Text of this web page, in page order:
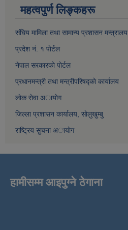
महत्वपुर्ण लिङ्कहरू
संघिय मामिला तथा सामान्य प्रशासन मन्त्रालय
प्रदेश नं. १ पाेर्टल
नेपाल सरकारकाे पाेर्टल
प्रधानमन्त्री तथा मन्त्रीपरिषद्काे कार्यालय
लाेक सेवा अायाेग
जिल्ला प्रशासन कार्यालय, साेलुखुम्बु
राष्ट्रिय सुचना अायाेग
हामीसम्म आइपुग्ने ठेगाना